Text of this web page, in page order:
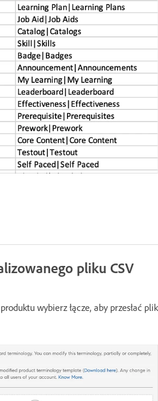
pliku CSV
wybierz łącze, aby przesłać plik